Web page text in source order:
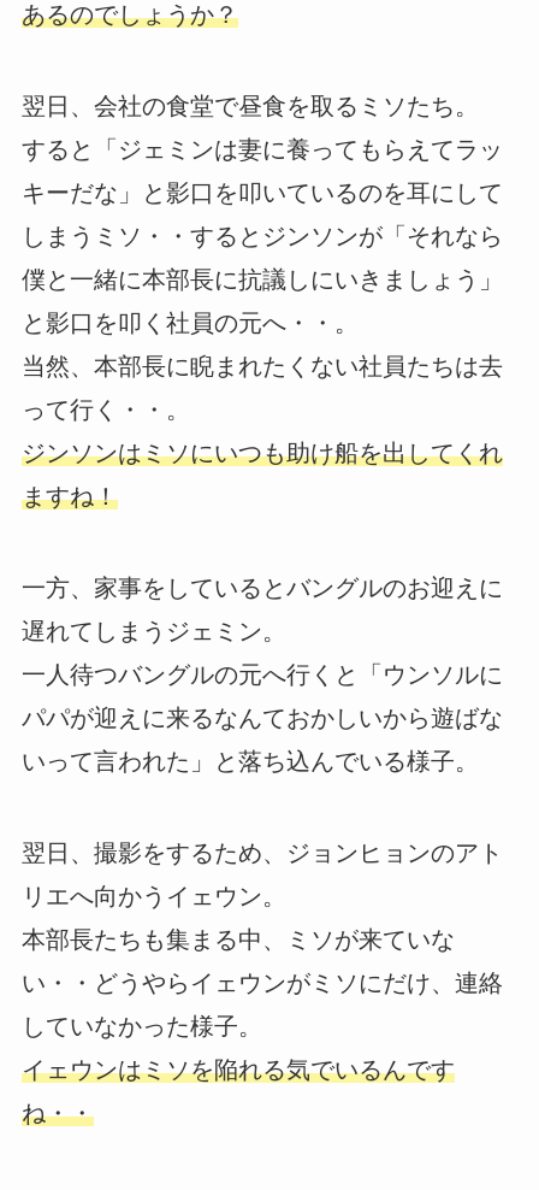
あるのでしょうか？
翌日、会社の食堂で昼食を取るミソたち。
すると「ジェミンは妻に養ってもらえてラッ
キーだな」と影口を叩いているのを耳にして
しまうミソ・・するとジンソンが「それなら
僕と一緒に本部長に抗議しにいきましょう」
と影口を叩く社員の元へ・・。
当然、本部長に睨まれたくない社員たちは去
って行く・・。
ジンソンはミソにいつも助け船を出してくれ
ますね！
一方、家事をしているとバングルのお迎えに
遅れてしまうジェミン。
一人待つバングルの元へ行くと「ウンソルに
パパが迎えに来るなんておかしいから遊ばな
いって言われた」と落ち込んでいる様子。
翌日、撮影をするため、ジョンヒョンのアト
リエへ向かうイェウン。
本部長たちも集まる中、ミソが来ていな
い・・どうやらイェウンがミソにだけ、連絡
していなかった様子。
イェウンはミソを陥れる気でいるんです
ね・・